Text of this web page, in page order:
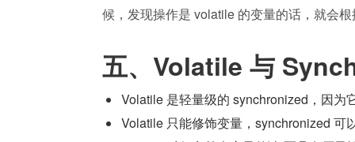
候，发现操作是 volatile 的变量的话，就会
五、Volatile 与
Volatile 是轻量级的 synchronized，因为
Volatile 只能修饰变量，synchronized 可